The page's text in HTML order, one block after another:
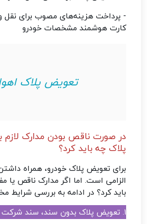
- پرداخت هزینه‌های مصوب برای نقل
کارت هوشمند مشخصات خودرو
تعویض پلاک
در صورت ناقص بودن مدارک لازم
پلاک چه باید کرد؟
برای تعویض پلاک خودرو، همراه
الزامی است. اما اگر مدارک ناقص یا
باید کرد؟ در ادامه به بررسی شرایط
۱. تعویض پلاک بدون سند، سند شرکت و برگ سبز